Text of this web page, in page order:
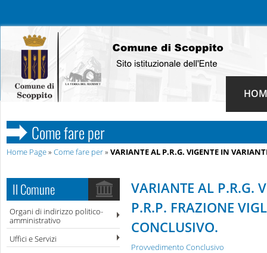
Come fare per
Home Page» Come fare per» VARIANTE AL P.R.G. VIGENTE IN
Il Comune
Organi di indirizzo politico-
amministrativo
Uffici e Servizi
VARIANTE AL P.R.G.
P.R.P. FRAZIONE
CONCLUSIVO.
Provvedimento Conclusivo